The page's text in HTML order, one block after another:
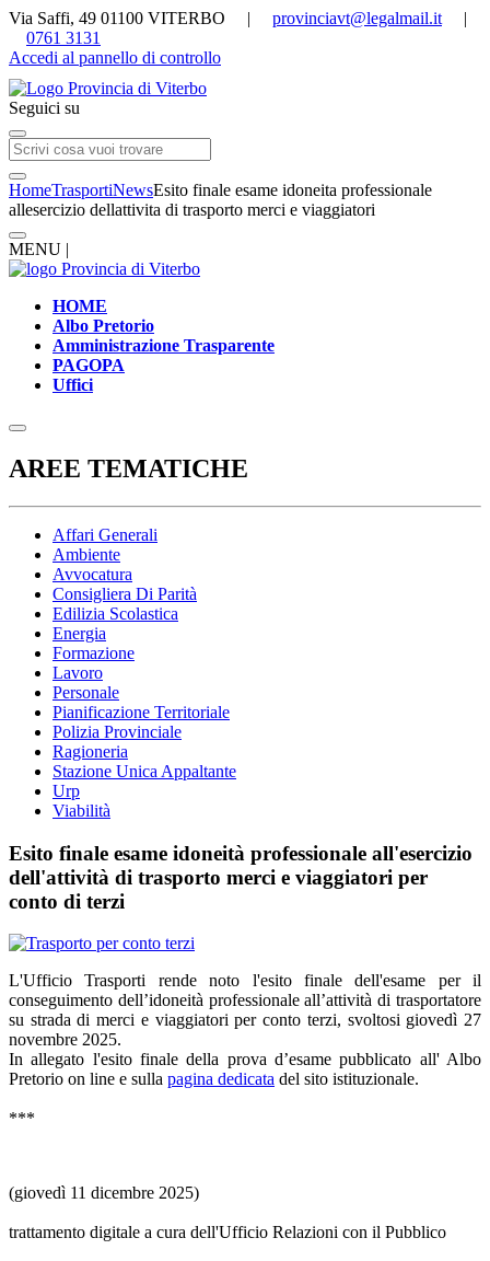
Via Saffi, 49 01100 VITERBO | provinciavt@legalmail.it |
0761 3131
Accedi al pannello di controllo
Seguici su
HomeTrasportiNewsEsito finale esame idoneita professionale
allesercizio dellattivita di trasporto merci e viaggiatori
MENU |
HOME
Albo Pretorio
Amministrazione Trasparente
PAGOPA
Uffici
AREE TEMATICHE
Affari Generali
Ambiente
Avvocatura
Consigliera Di Parità
Edilizia Scolastica
Energia
Formazione
Lavoro
Personale
Pianificazione Territoriale
Polizia Provinciale
Ragioneria
Stazione Unica Appaltante
Urp
Viabilità
Esito finale esame idoneità professionale all'esercizio
dell'attività di trasporto merci e viaggiatori per
conto di terzi
L'Ufficio Trasporti rende noto l'esito finale dell'esame per il
conseguimento dell’idoneità professionale all’attività di trasportatore
su strada di merci e viaggiatori per conto terzi, svoltosi giovedì 27
novembre 2025.
In allegato l'esito finale della prova d’esame pubblicato all' Albo
Pretorio on line e sulla pagina dedicata del sito istituzionale.
***
(giovedì 11 dicembre 2025)
trattamento digitale a cura dell'Ufficio Relazioni con il Pubblico